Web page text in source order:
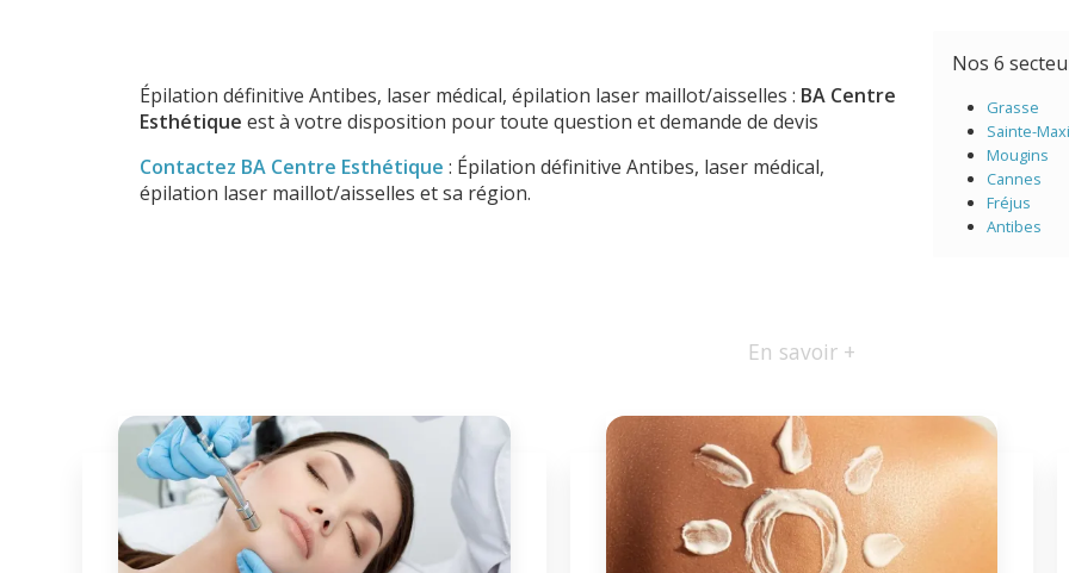
Épilation définitive Antibes, laser médical, épilation laser maillot/aisselles : BA Centre
Esthétique est à votre disposition pour toute question et demande de devis
Contactez BA Centre Esthétique : Épilation définitive Antibes, laser médical,
épilation laser maillot/aisselles et sa région.
Nos 6
Grasse
Sainte-
Mougins
Cannes
Fréjus
Antibes
En savoir +